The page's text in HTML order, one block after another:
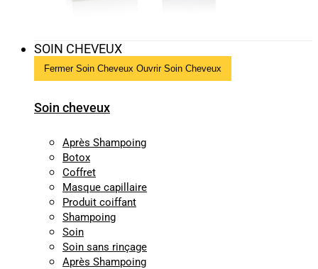
SOIN CHEVEUX
Fermer Soin Cheveux Ouvrir Soin Cheveux
Soin cheveux
Après Shampoing
Botox
Coffret
Masque capillaire
Produit coiffant
Shampoing
Soin
Soin sans rinçage
Après Shampoing